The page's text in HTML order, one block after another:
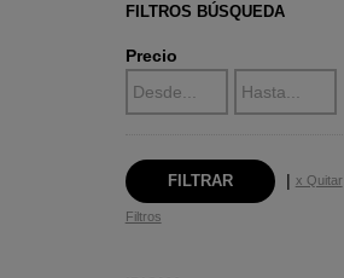
FILTROS BÚSQUEDA
Precio
| x Quitar
Filtros